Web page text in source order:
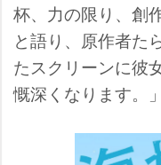
杯、力の限り、創
と語り、原作者た
たスクリーンに彼
慨深くなります。